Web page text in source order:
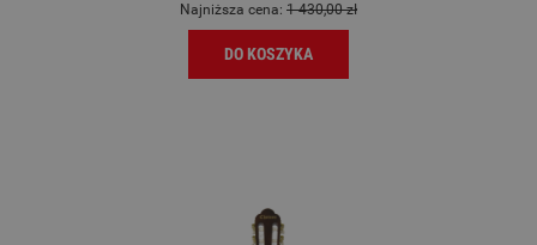
Najniższa cena: 1 430,00 zł
DO KOSZYKA